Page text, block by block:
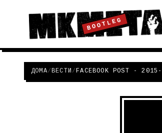
BOOTLEG
ДОМА/ВЕСТИ /FACEBOOK POST -